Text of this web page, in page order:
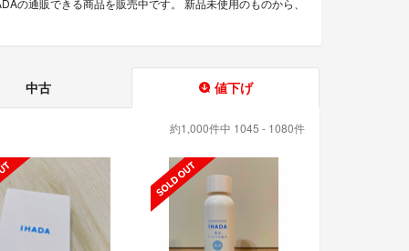
中古 値下げ
約1,000件中 1045 - 1080件